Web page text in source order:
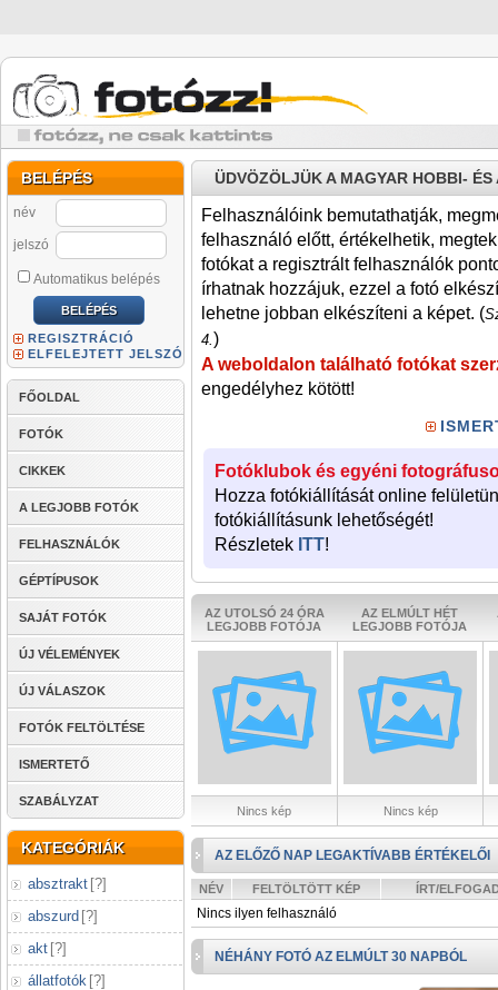
BELÉPÉS
név
jelszó
Automatikus belépés
REGISZTRÁCIÓ
ELFELEJTETT JELSZÓ
FŐOLDAL
FOTÓK
CIKKEK
A LEGJOBB FOTÓK
FELHASZNÁLÓK
GÉPTÍPUSOK
SAJÁT FOTÓK
ÚJ VÉLEMÉNYEK
ÚJ VÁLASZOK
FOTÓK FELTÖLTÉSE
ISMERTETŐ
SZABÁLYZAT
KATEGÓRIÁK
absztrakt [?]
abszurd [?]
akt [?]
állatfotók [?]
ÜDVÖZÖLJÜK A MAGYAR HOBBI-
Felhasználóink bemutathatják,
felhasználó előtt, értékelhetik,
fotókat a regisztrált felhasználók
írhatnak hozzájuk, ezzel a fotó
lehetne jobban elkészíteni a képet. (
4.)
A weboldalon található fotókat
engedélyhez kötött!
Fotóklubok és egyéni
Hozza fotókiállítását online
fotókiállításunk lehetőségét!
Részletek ITT!
AZ UTOLSÓ 24 ÓRA
LEGJOBB FOTÓJA
AZ ELMÚLT HÉT
LEGJOBB FOTÓJA
Nincs kép Nincs kép
AZ ELŐZŐ NAP LEGAKTÍVABB ÉRTÉKELŐI
NÉV FELTÖLTÖTT KÉP ÍRT/
Nincs ilyen felhasználó
NÉHÁNY FOTÓ AZ ELMÚLT 30 NAPBÓL